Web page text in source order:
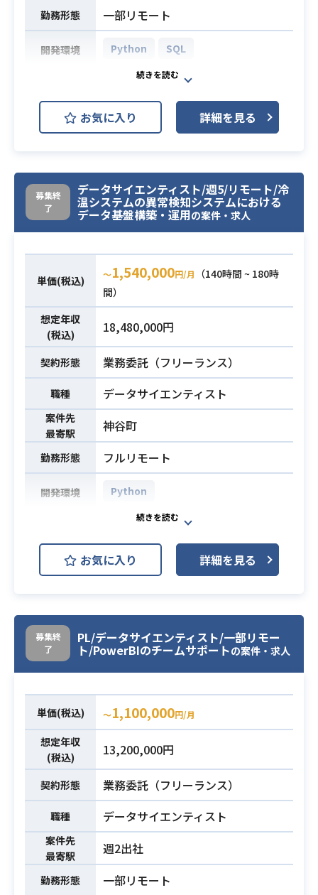
勤務形態 一部リモート
開発環境 Python SQL
業務内容
【案件概要】
アナリティクス・AI案件の推進
金融/通信/EC・小売/不動産など幅広
い業界の課題(リスク管理/収益モデル
析し、コンサルティングを行ってい
ただく。
・PMとしてクライアントとの対話を
通じ分析・AIモデル構築から経営課
推進も担当
必須スキル
・データ分析
◎ロジカルに仮説立てし、検証す
ることができる。
◎Python、SQL、Excelをスピー
ディーに扱える方
〇回帰分析の理論理解があれば尚
可
・パワーポイントが書ける
〇整理学があって、端的なアウト
ラインが書ける。
〇きれいにページを仕上げられ
・クライアントと会話できる。
〇部長クラスの打ち合わせメンバ
ーと対等に会話できる。
お気に入り 詳細を見る
募集終
了
データサイエンティスト/週5/リモート/冷
温システムの異常検知システムにおける
データ基盤構築・運用の案件・求人
単価(税込) 〜1,540,000円/月
（140時間 ~ 180時
間）
想定年収
(税込)
18,480,000円
契約形態 業務委託（フリーランス）
職種 データサイエンティスト
案件先
最寄駅
神谷町
勤務形態 フルリモート
開発環境 Python
業務内容
冷温システムの異常検知システム開
発プロジェクトにおけるデータ分
析・モデル開発業務を
AIコンサルタントおよび顧客の専門
までをデータサイエンティストとし
て推進して頂きます。
具体的には下記業務を想定しており
ます。
知、または異常になる前の予兆の検
知）における顧客の課題および要件
達成に向けての仮設立案およびデー
タの収集・分析を実施
・数理/機械学習モデルの予測精度や
汎用性を向上させるための特徴量エ
ンジニアリング
・目的に対して適切なモデルを選
定・開発し仮説検証を実施
・一連の作業に必要な分析基盤の構
お気に入り 詳細を見る
募集終
了
PL/データサイエンティスト/一部リモー
ト/PowerBIのチームサポートの案件・求人
単価(税込) 〜1,100,000円/月
想定年収
(税込)
13,200,000円
契約形態 業務委託（フリーランス）
職種 データサイエンティスト
案件先
最寄駅
週2出社
勤務形態 一部リモート